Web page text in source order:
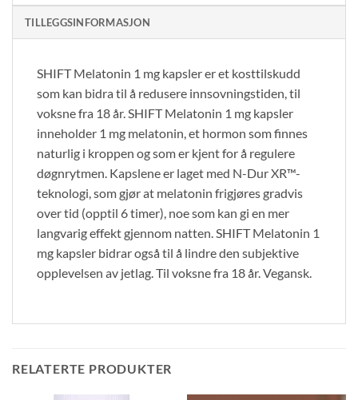
TILLEGGSINFORMASJON
SHIFT Melatonin 1 mg kapsler er et kosttilskudd
som kan bidra til å redusere innsovningstiden, til
voksne fra 18 år. SHIFT Melatonin 1 mg kapsler
inneholder 1 mg melatonin, et hormon som finnes
naturlig i kroppen og som er kjent for å regulere
døgnrytmen. Kapslene er laget med N-Dur XR™-
teknologi, som gjør at melatonin frigjøres gradvis
over tid (opptil 6 timer), noe som kan gi en mer
langvarig effekt gjennom natten. SHIFT Melatonin 1
mg kapsler bidrar også til å lindre den subjektive
opplevelsen av jetlag. Til voksne fra 18 år. Vegansk.
RELATERTE PRODUKTER